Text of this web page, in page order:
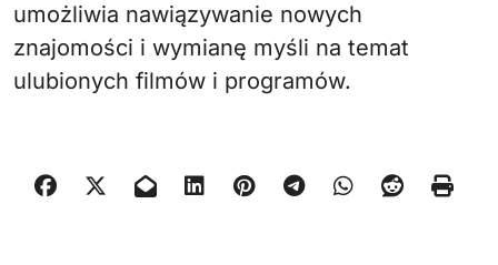
umożliwia nawiązywanie nowych
znajomości i wymianę myśli na temat
ulubionych filmów i programów.